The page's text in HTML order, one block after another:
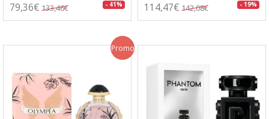
79,36€ 133,46€ - 41% 114,47€ 142,08€ - 19%
Promo